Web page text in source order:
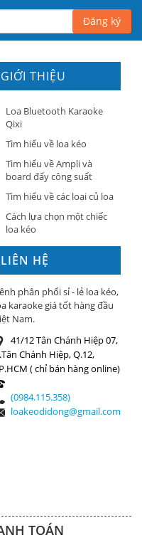
Đăng ký
GIỚI THIỆU
Loa Bluetooth Karaoke
Qixi
Tìm hiểu về loa kéo
Tìm hiểu về Ampli và
board đẩy công suất
Tìm hiểu về các loại củ loa
Cách lựa chọn một chiếc
loa kéo
LIÊN HỆ
phân phối sỉ - lẻ loa kéo,
karaoke giá tốt hàng đầu
Nam.
41/12 Tân Chánh Hiệp 07,
Chánh Hiệp, Q.12,
( chỉ bán hàng online)
(0984.115.358)
loakeodidong@gmail.com
TOÁN